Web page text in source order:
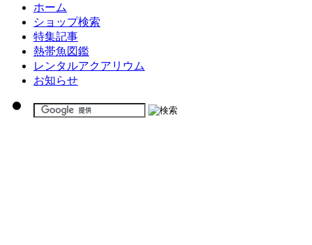
ホーム
ショップ検索
特集記事
熱帯魚図鑑
レンタルアクアリウム
お知らせ